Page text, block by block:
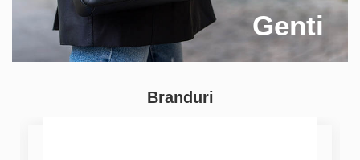
Genti
Branduri